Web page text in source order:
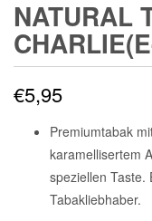
NATURAL
€5,95
Premiumtabak
karamellisertem
speziellen Taste.
Tabakliebhaber.